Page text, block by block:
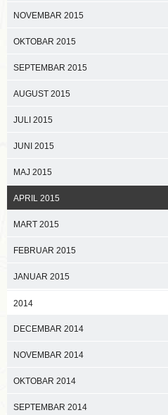
NOVEMBAR 2015
OKTOBAR 2015
SEPTEMBAR 2015
AUGUST 2015
JULI 2015
JUNI 2015
MAJ 2015
APRIL 2015
MART 2015
FEBRUAR 2015
JANUAR 2015
2014
DECEMBAR 2014
NOVEMBAR 2014
OKTOBAR 2014
SEPTEMBAR 2014